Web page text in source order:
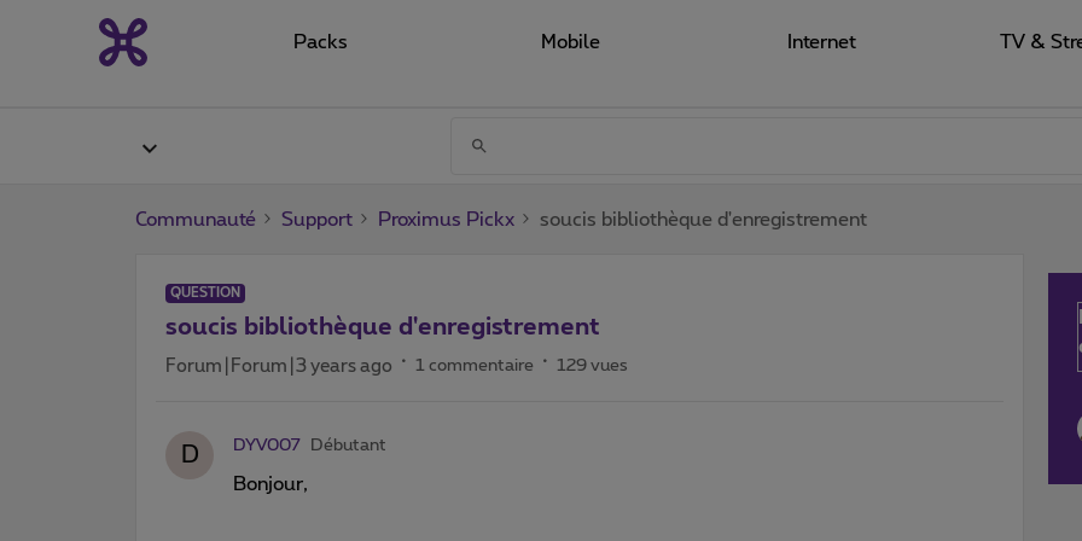
Packs Mobile Internet TV &
Communauté Support Proximus Pickx soucis bibliothèque d'enregistrement
QUESTION
soucis bibliothèque d'enregistrement
Forum|Forum|3 years ago 1 commentaire 129 vues
D DYV007 Débutant
Bonjour,